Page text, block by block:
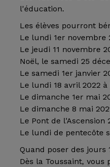
l'éducation.
Les élèves pourront
Le lundi 1er novembre
Le jeudi 11 novembre
Noël, le samedi 25
Le samedi 1er janvier
Le lundi 18 avril 2022 à
Le dimanche 1er mai
Le dimanche 8 mai
Le Pont de l'Ascension
Le lundi de pentecôte
Quand poser des jours
Dès la Toussaint,